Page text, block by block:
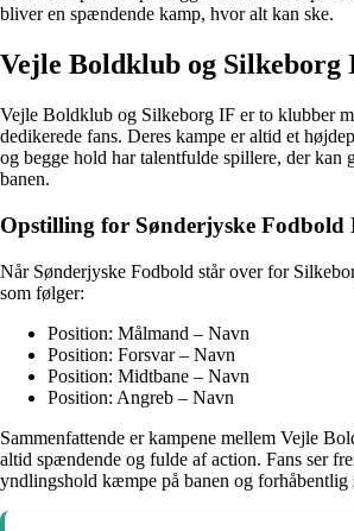
bliver en spændende kamp, hvor alt kan ske.
Vejle Boldklub og Silkeborg
Vejle Boldklub og Silkeborg IF er to klubber
dedikerede fans. Deres kampe er altid et
og begge hold har talentfulde spillere, der kan
banen.
Opstilling for Sønderjyske
Når Sønderjyske Fodbold står over for
som følger:
Position: Målmand – Navn
Position: Forsvar – Navn
Position: Midtbane – Navn
Position: Angreb – Navn
Sammenfattende er kampene mellem Vejle
altid spændende og fulde af action. Fans ser
yndlingshold kæmpe på banen og forhåbentlig